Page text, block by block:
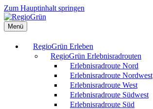
Zum Hauptinhalt springen
Menü
RegioGrün Erleben
RegioGrün Erlebnisradrouten
Erlebnisradroute Nord
Erlebnisradroute Nordwest
Erlebnisradroute West
Erlebnisradroute Südwest
Erlebnisradroute Süd